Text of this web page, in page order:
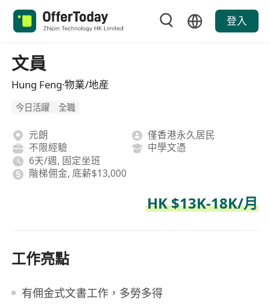
登入
文員
Hung Feng·物業/地産
今日活躍 全職
元朗
僅香港永久居民
不限經驗
中學文憑
6天/週, 固定坐班
階梯佣金, 底薪$13,000
HK $13K-18K/月
工作亮點
有佣金式文書工作，多勞多得